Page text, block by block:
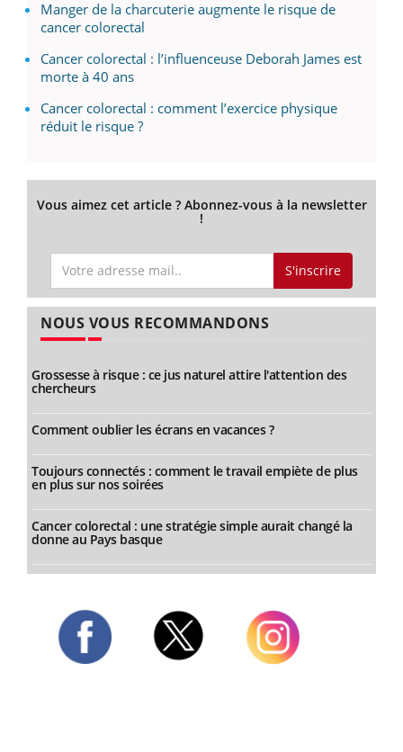
Manger de la charcuterie augmente le risque de
cancer colorectal
Cancer colorectal : l’influenceuse Deborah James est
morte à 40 ans
Cancer colorectal : comment l’exercice physique
réduit le risque ?
Vous aimez cet article ? Abonnez-vous à la newsletter
!
S'inscrire
NOUS VOUS RECOMMANDONS
Grossesse à risque : ce jus naturel attire l'attention des
chercheurs
Comment oublier les écrans en vacances ?
Toujours connectés : comment le travail empiète de plus
en plus sur nos soirées
Cancer colorectal : une stratégie simple aurait changé la
donne au Pays basque